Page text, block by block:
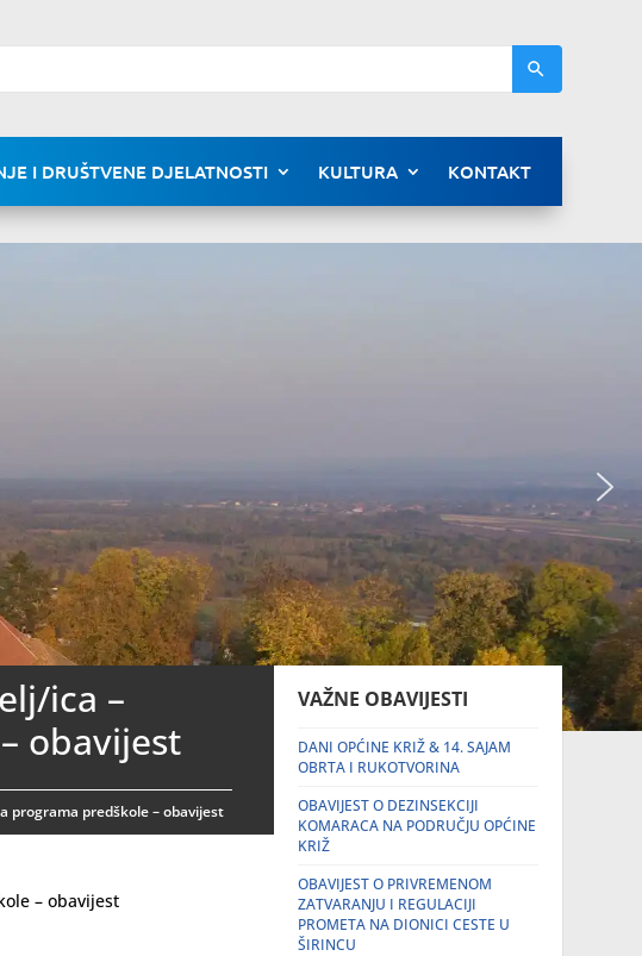
I DRUŠTVENE DJELATNOSTI KULTURA KONTAKT
ica –
obavijest
programa predškole – obavijest
– obavijest
VAŽNE OBAVIJESTI
DANI OPĆINE KRIŽ & 14. SAJAM
OBRTA I RUKOTVORINA
OBAVIJEST O DEZINSEKCIJI
KOMARACA NA PODRUČJU OPĆINE
KRIŽ
OBAVIJEST O PRIVREMENOM
ZATVARANJU I REGULACIJI
PROMETA NA DIONICI CESTE U
ŠIRINCU